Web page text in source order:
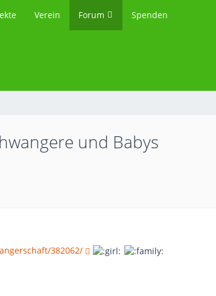
Verein Forum Spenden
und Babys
382062/